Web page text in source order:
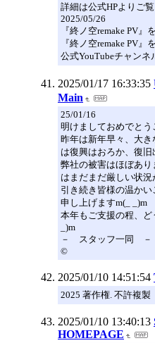
詳細は公式HPよりご覧
2025/05/26
『終ノ空remake PV』
『終ノ空remake PV』
公式YouTubeチャンネ
2025/01/17 16:33:35
Main
25/01/16
明けましておめでとう
昨年は新年早々、大
は復興はおろか、復
弊社の被害はほぼあ
はまだまだ厳しい状
引き続き皆様の温か
申し上げますm(_ _)m
本年もご支援の程、ど
_)m
－ スタッフ一同 －
©
2025/01/10 14:51:54
2025 著作権. 不許複製
2025/01/10 13:40:13
HOMEPAGE